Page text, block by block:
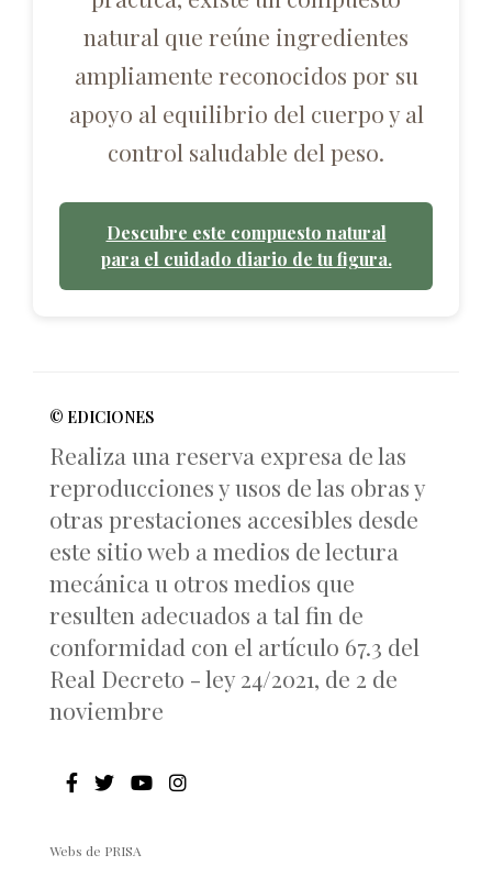
natural que reúne ingredientes
ampliamente reconocidos por su
apoyo al equilibrio del cuerpo y al
control saludable del peso.
Descubre este compuesto natural
para el cuidado diario de tu figura.
© EDICIONES
Realiza una reserva expresa de las
reproducciones y usos de las obras y
otras prestaciones accesibles desde
este sitio web a medios de lectura
mecánica u otros medios que
resulten adecuados a tal fin de
conformidad con el artículo 67.3 del
Real Decreto - ley 24/2021, de 2 de
noviembre
Webs de PRISA